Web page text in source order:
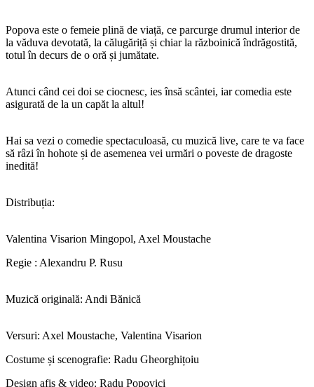
Popova este o femeie plină de viață, ce parcurge drumul interior de
la văduva devotată, la călugăriță și chiar la războinică îndrăgostită,
totul în decurs de o oră și jumătate.
Atunci când cei doi se ciocnesc, ies însă scântei, iar comedia este
asigurată de la un capăt la altul!
Hai sa vezi o comedie spectaculoasă, cu muzică live, care te va face
să râzi în hohote și de asemenea vei urmări o poveste de dragoste
inedită!
Distribuția:
Valentina Visarion Mingopol, Axel Moustache
Regie : Alexandru P. Rusu
Muzică originală: Andi Bănică
Versuri: Axel Moustache, Valentina Visarion
Costume și scenografie: Radu Gheorghițoiu
Design afiș & video: Radu Popovici